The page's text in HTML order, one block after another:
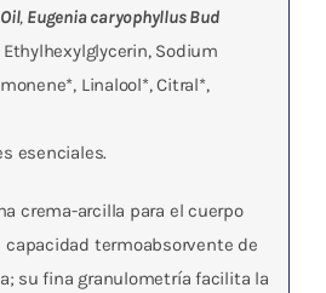
, Eugenia caryophyllus Bud
Sodium
Linalool*, Citral*,
esenciales.
crema-arcilla para el cuerpo
capacidad termoabsorvente de
su fina granulometría facilita la